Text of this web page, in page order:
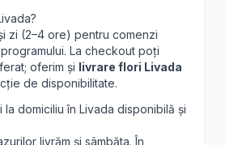
zi (2–4 ore) pentru comenzi
La checkout poți
oferim și livrare flori Livada
de disponibilitate.
domiciliu în Livada disponibilă și
livrăm și sâmbăta. În